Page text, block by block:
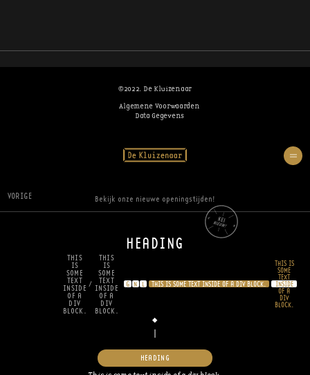
©2022. De Kluizenaar
Algemene Voorwaarden
Data Gegevens
Bekijk onze nieuwe openingstijden!
VORIGE
HEADING
THIS
IS
SOME
TEXT
INSIDE
OF A
DIV
BLOCK.
/
THIS
IS
SOME
TEXT
INSIDE
OF A
DIV
BLOCK.
G N L THIS IS SOME TEXT INSIDE OF A DIV BLOCK.
THIS IS
SOME
TEXT
INSIDE
OF A
DIV
BLOCK.
HEADING